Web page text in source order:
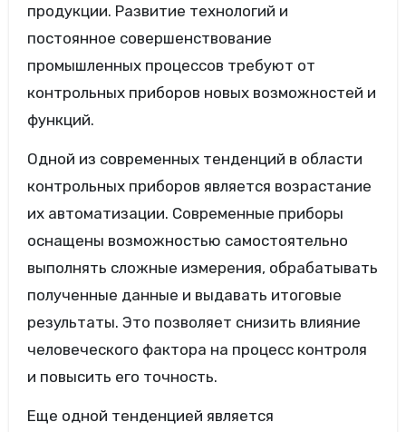
продукции. Развитие технологий и
постоянное совершенствование
промышленных процессов требуют от
контрольных приборов новых возможностей и
функций.
Одной из современных тенденций в области
контрольных приборов является возрастание
их автоматизации. Современные приборы
оснащены возможностью самостоятельно
выполнять сложные измерения, обрабатывать
полученные данные и выдавать итоговые
результаты. Это позволяет снизить влияние
человеческого фактора на процесс контроля
и повысить его точность.
Еще одной тенденцией является